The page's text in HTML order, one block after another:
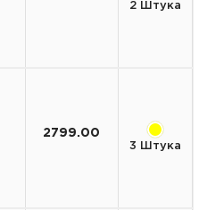
2 Штука
2799.00
3 Штука